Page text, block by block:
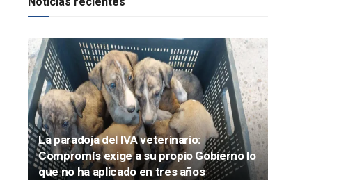
La paradoja del IVA veterinario:
Compromís exige a su propio Gobierno lo
que no ha aplicado en tres años